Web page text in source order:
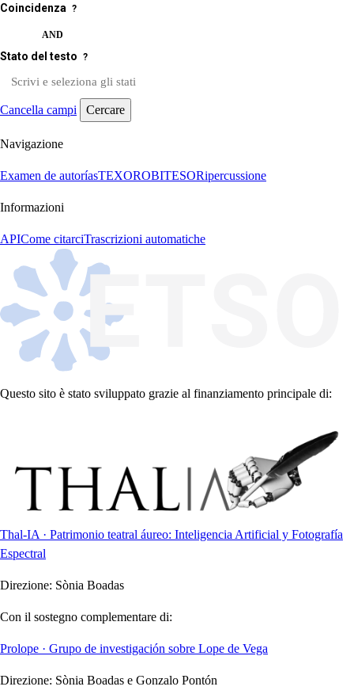
Coincidenza ?
AND
Stato del testo ?
Cancella campi Cercare
Navigazione
Examen de autoríasTEXOROBITESORipercussione
Informazioni
APICome citarciTrascrizioni automatiche
Questo sito è stato sviluppato grazie al finanziamento principale di:
Thal-IA · Patrimonio teatral áureo: Inteligencia Artificial y Fotografía
Espectral
Direzione: Sònia Boadas
Con il sostegno complementare di:
Prolope · Grupo de investigación sobre Lope de Vega
Direzione: Sònia Boadas e Gonzalo Pontón